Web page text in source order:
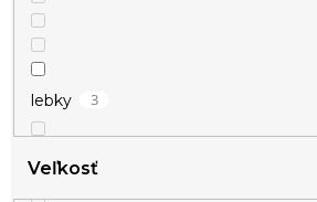
lebky 3
Veľkosť